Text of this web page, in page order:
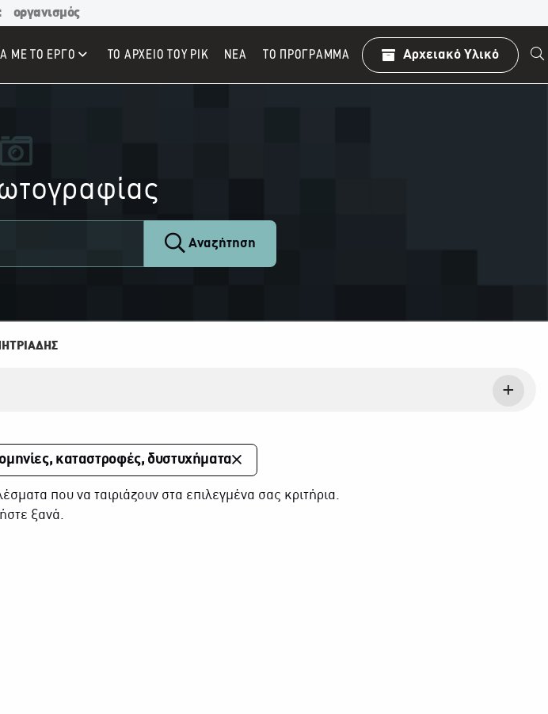
οργανισμός
ΜΕ ΤΟ ΕΡΓΟ ΤΟ ΑΡΧΕΙΟ ΤΟΥ ΡΙΚ ΝΕΑ TO ΠΡΌΓΡΑΜΜΑ Αρχειακό Υλικό
Αναζήτηση
καταστροφές, δυστυχήματα
που να ταιριάζουν στα επιλεγμένα σας κριτήρια.
ξανά.